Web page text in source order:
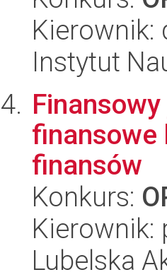
Kierownik:
Instytut
finansowe
finansów
Konkurs:
Kierownik:
Lubelska